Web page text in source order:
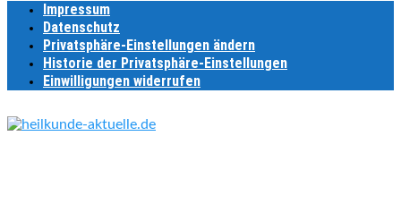
Impressum
Datenschutz
Privatsphäre-Einstellungen ändern
Historie der Privatsphäre-Einstellungen
Einwilligungen widerrufen